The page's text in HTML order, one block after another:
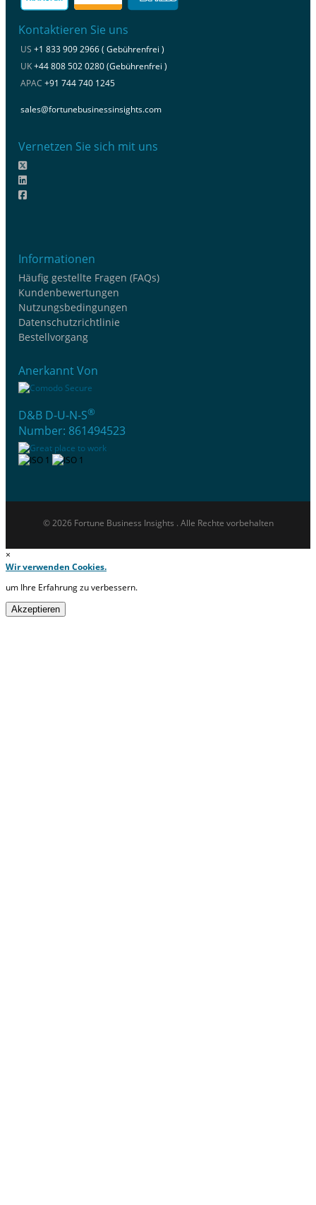
Kontaktieren Sie uns
US +1 833 909 2966 ( Gebührenfrei )
UK+44 808 502 0280 (Gebührenfrei )
APAC +91 744 740 1245
sales@fortunebusinessinsights.com
Vernetzen Sie sich mit uns
Informationen
Häufig gestellte Fragen (FAQs)
Kundenbewertungen
Nutzungsbedingungen
Datenschutzrichtlinie
Bestellvorgang
Anerkannt Von
D&B D-U-N-S®
Number: 861494523
© 2026 Fortune Business Insights . Alle Rechte vorbehalten
×
Wir verwenden Cookies.
um Ihre Erfahrung zu verbessern.
Akzeptieren